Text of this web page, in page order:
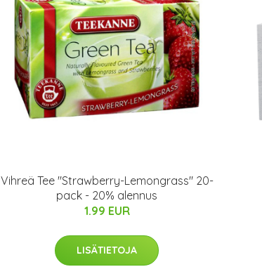
Vihreä Tee "Strawberry-Lemongrass" 20-
pack - 20% alennus
1.99 EUR
LISÄTIETOJA